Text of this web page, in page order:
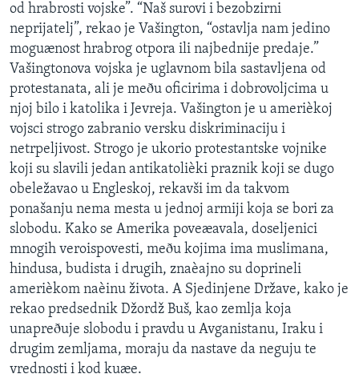
od hrabrosti vojske”. “Naš surovi i bezobzirni
neprijatelj”, rekao je Vašington, “ostavlja nam jedino
moguænost hrabrog otpora ili najbednije predaje.”
Vašingtonova vojska je uglavnom bila sastavljena od
protestanata, ali je meðu oficirima i dobrovoljcima u
njoj bilo i katolika i Jevreja. Vašington je u amerièkoj
vojsci strogo zabranio versku diskriminaciju i
netrpeljivost. Strogo je ukorio protestantske vojnike
koji su slavili jedan antikatolièki praznik koji se dugo
obeležavao u Engleskoj, rekavši im da takvom
ponašanju nema mesta u jednoj armiji koja se bori za
slobodu. Kako se Amerika poveæavala, doseljenici
mnogih veroispovesti, meðu kojima ima muslimana,
hindusa, budista i drugih, znaèajno su doprineli
amerièkom naèinu života. A Sjedinjene Države, kako je
rekao predsednik Džordž Buš, kao zemlja koja
unapreðuje slobodu i pravdu u Avganistanu, Iraku i
drugim zemljama, moraju da nastave da neguju te
vrednosti i kod kuæe.